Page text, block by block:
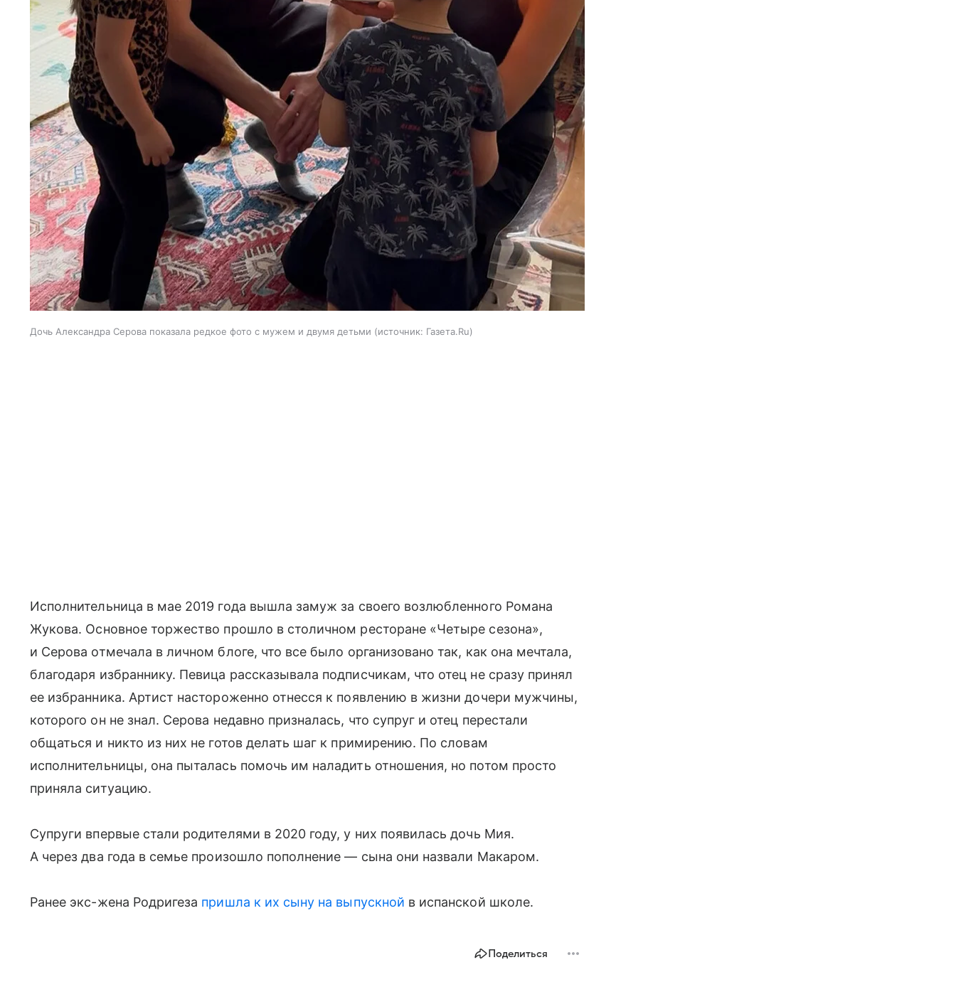
Дочь Александра Серова показала редкое фото с мужем и двумя детьми источник: Газета.Ru
Исполнительница в мае 2019 года вышла замуж за своего возлюбленного Романа
Жукова. Основное торжество прошло в столичном ресторане «Четыре сезона»,
и Серова отмечала в личном блоге, что все было организовано так, как она мечтала,
благодаря избраннику. Певица рассказывала подписчикам, что отец не сразу принял
ее избранника. Артист настороженно отнесся к появлению в жизни дочери мужчины,
которого он не знал. Серова недавно призналась, что супруг и отец перестали
общаться и никто из них не готов делать шаг к примирению. По словам
исполнительницы, она пыталась помочь им наладить отношения, но потом просто
приняла ситуацию.
Супруги впервые стали родителями в 2020 году, у них появилась дочь Мия.
А через два года в семье произошло пополнение — сына они назвали Макаром.
Ранее экс-жена Родригеза пришла к их сыну на выпускной в испанской школе.
Поделиться